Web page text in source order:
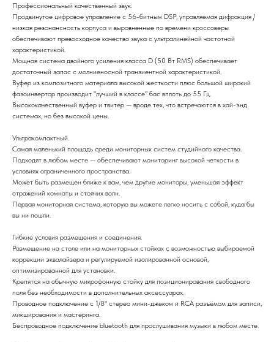
Профессиональный качественный звук.
Продвинутое цифровое управление с 56-битным DSP, управляемая дифракция /
низкая резонансность корпуса и выровненные по времени кроссоверы
обеспечивают превосходное качество звука с ультралинейной частотной
характеристикой.
Мощная система двойного усиления класса D (50 Вт RMS) обеспечивает
достаточный запас с молниеносной транзиентной характеристикой.
Вуфер из композитного материала высокой жесткости плюс большой широкий
фазоинвертор производит "лучший в классе" бас вплоть до 55 Гц.
Высококачественный вуфер и твитер — вроде тех, что встречаются в хай-энд
системах, но без высокой цены.
Ультракомпактный.
Самая маленький площадь среди мониторных систем студийного качества.
Подходят в любом месте — обеспечивают мониторинг высокой четкости в
условиях ограниченного пространства.
Может быть размещен ближе к вам, чем другие мониторы, уменьшая эффект
отражений комнаты и стоячих волн.
Первая мониторная система, которую вы можете легко носить с собой, куда бы
вы ни пошли.
Гибкие условия размещения и соединения.
Размещение на столе или на мониторных стойках с возможностью выбираемой
коррекции эквалайзера и регулируемой изолированной основой,
оптимизированной для установки.
Крепятся на обычную микрофонную стойку для позиционирования свободного
поля без необходимости в дополнительных аксессуарах.
Проводное подключение с 1/8" стерео мини-джеком и RCA разъёмом для записи,
микширования и мастеринга.
Беспроводное подключение bluetooth для прослушивания музыки в любом месте.